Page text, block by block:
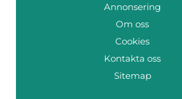
Annonsering
Om oss
Cookies
Kontakta oss
Sitemap